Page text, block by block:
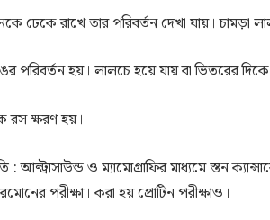
ঢেকে রাখে তার পরিবর্তন দেখা যায়।
পরিবর্তন হয়। লালচে হয়ে যায় বা ভিতরের
রস ক্ষরণ হয়।
: আল্ট্রাসাউন্ড ও ম্যামোগ্রাফির মাধ্যমে স্তন
পরীক্ষা। করা হয় প্রোটিন পরীক্ষাও।